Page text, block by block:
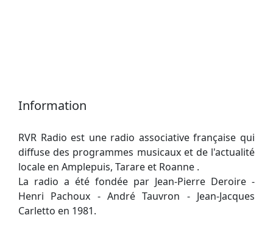
Information
RVR Radio est une radio associative française qui
diffuse des programmes musicaux et de l'actualité
locale en Amplepuis, Tarare et Roanne .
La radio a été fondée par Jean-Pierre Deroire -
Henri Pachoux - André Tauvron - Jean-Jacques
Carletto en 1981.